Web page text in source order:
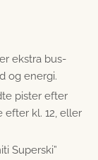
ekstra bus-
og energi.
pister efter
efter kl. 12, eller
Superski”